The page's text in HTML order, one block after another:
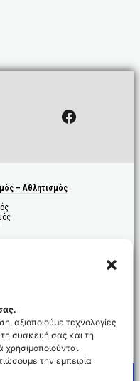
αξιοποιούμε τεχνολογίες
συσκευή σας και τη
την εμπειρία
Facebook
– Αθλητισμός